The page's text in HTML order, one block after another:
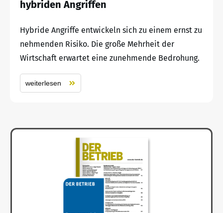
hybriden Angriffen
Hybride Angriffe entwickeln sich zu einem ernst zu
nehmenden Risiko. Die große Mehrheit der
Wirtschaft erwartet eine zunehmende Bedrohung.
weiterlesen